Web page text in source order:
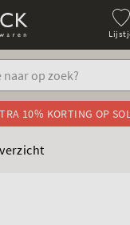
10% KORTING OP